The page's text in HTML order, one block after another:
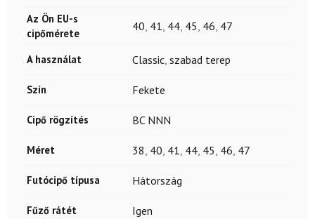
Az Ön EU-s
cipőmérete
40 41 44 45 46 47
A használat Classic szabad terep
Szín Fekete
Cipő rögzítés BC NNN
Méret 38 40 41 44 45 46 47
Futócipő típusa Hátország
Fűző rátét Igen